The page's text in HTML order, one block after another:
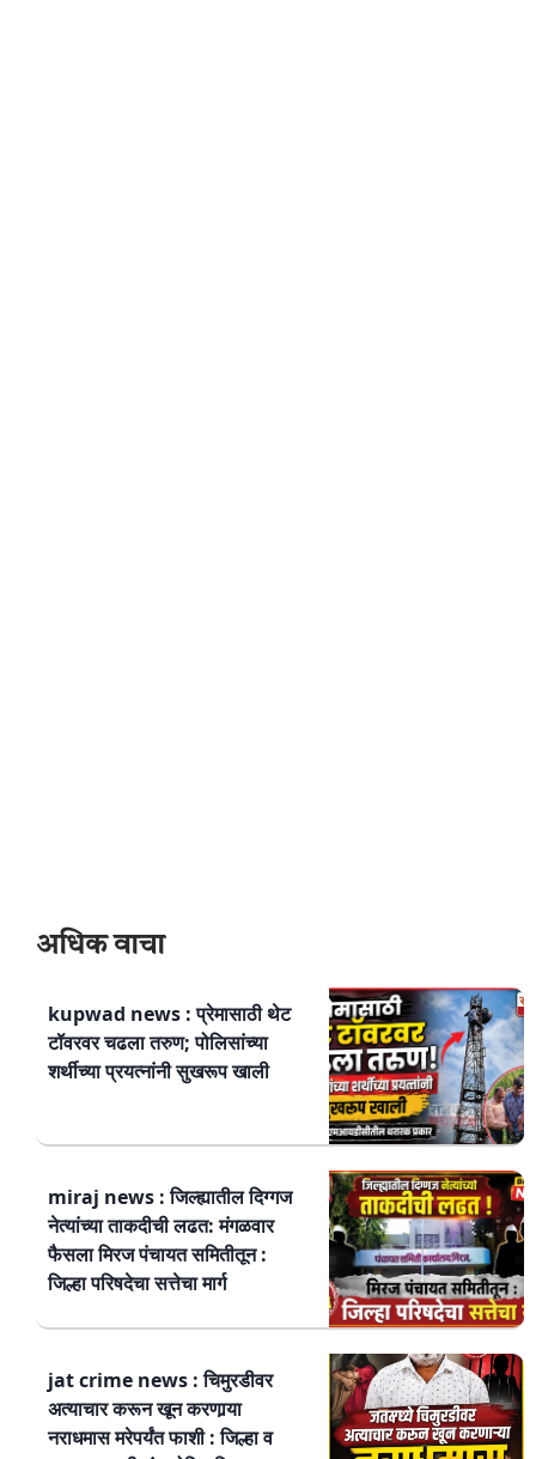
अधिक वाचा
kupwad news : प्रेमासाठी थेट
टॉवरवर चढला तरुण; पोलिसांच्या
शर्थीच्या प्रयत्नांनी सुखरूप खाली
miraj news : जिल्ह्यातील दिग्गज
नेत्यांच्या ताकदीची लढत: मंगळवार
फैसला मिरज पंचायत समितीतून :
जिल्हा परिषदेचा सत्तेचा मार्ग
jat crime news : चिमुरडीवर
अत्याचार करून खून करणार्‍या
नराधमास मरेपर्यंत फाशी : जिल्हा व